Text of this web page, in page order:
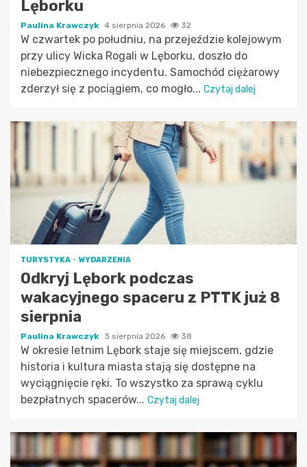
Lęborku
Paulina Krawczyk 4 sierpnia 2026 32
W czwartek po południu, na przejeździe kolejowym
przy ulicy Wicka Rogali w Lęborku, doszło do
niebezpiecznego incydentu. Samochód ciężarowy
zderzył się z pociągiem, co mogło... Czytaj dalej
TURYSTYKA WYDARZENIA
Odkryj Lębork podczas
wakacyjnego spaceru z PTTK już 8
sierpnia
Paulina Krawczyk 3 sierpnia 2026 38
W okresie letnim Lębork staje się miejscem, gdzie
historia i kultura miasta stają się dostępne na
wyciągnięcie ręki. To wszystko za sprawą cyklu
bezpłatnych spacerów... Czytaj dalej